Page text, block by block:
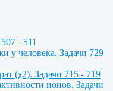
- 511
у человека. Задачи 729
(χ2). Задачи 715 - 719
ионов. Задачи